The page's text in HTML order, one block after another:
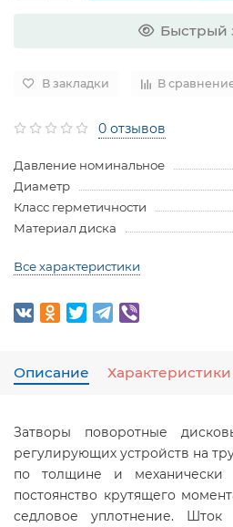
Быстрый
В закладки В
0 отзывов
Давление номинальное
Диаметр
Класс герметичности
Материал диска
Все характеристики
Описание Характеристики
Затворы поворотные
регулирующих устройств на
по толщине и механически
постоянство крутящего
седловое уплотнение.